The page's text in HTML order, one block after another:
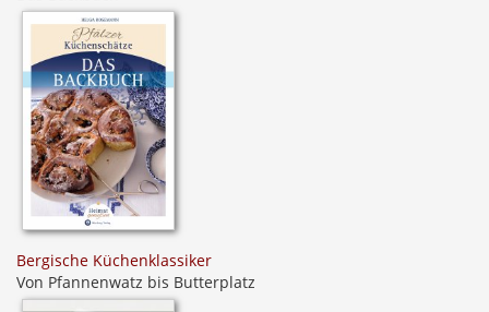
Bergische Küchenklassiker
Von Pfannenwatz bis Butterplatz